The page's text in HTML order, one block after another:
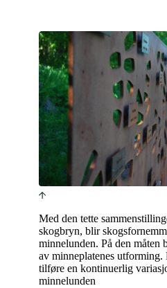
Med den tette
skogbryn, blir
minnelunden. På den måten
av minneplatenes
tilføre en kontinuerlig
minnelunden